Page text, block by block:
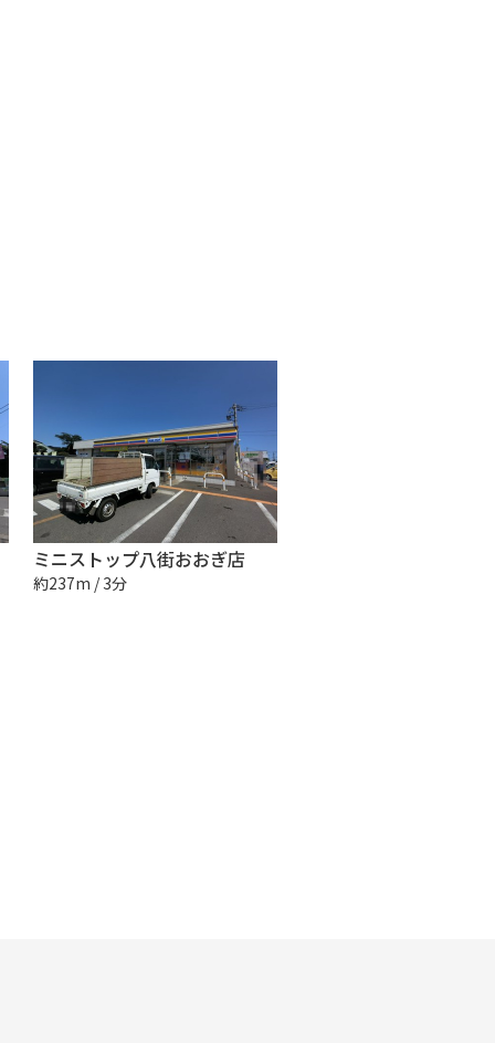
ミニストップ八街おおぎ店
約237m / 3分